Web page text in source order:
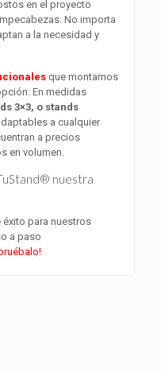
en el proyecto
No importa
a la necesidad y
que montamos
En medidas
3×3, o stands
a cualquier
a precios
en volumen.
nuestra
éxito para nuestros
a paso